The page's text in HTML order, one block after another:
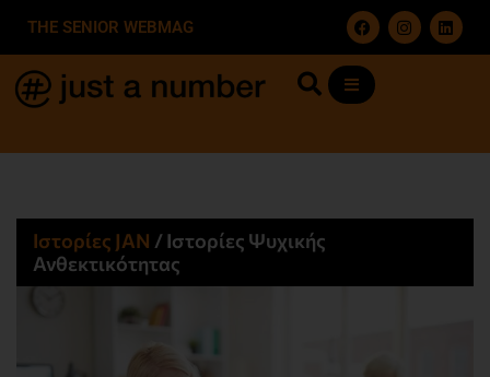
THE SENIOR WEBMAG
Ιστορίες JΑΝ /Ιστορίες Ψυχικής
Ανθεκτικότητας